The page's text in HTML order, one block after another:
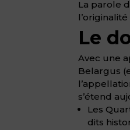
La parole
Le
Avec une
Belargus
s’étend
Les
dits